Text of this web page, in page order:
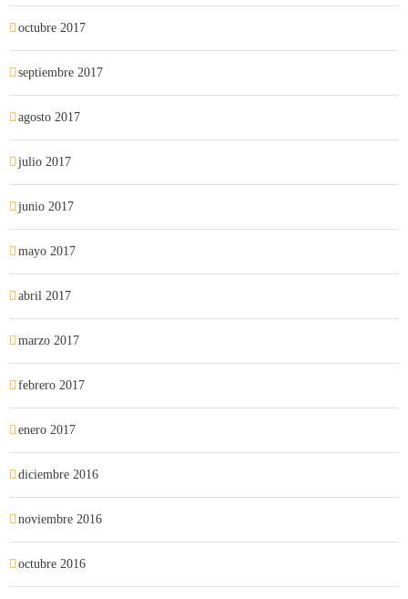
octubre 2017
septiembre 2017
agosto 2017
julio 2017
junio 2017
mayo 2017
abril 2017
marzo 2017
febrero 2017
enero 2017
diciembre 2016
noviembre 2016
octubre 2016